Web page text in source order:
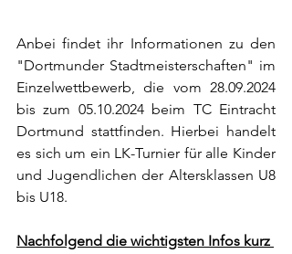
Anbei findet ihr Informationen zu den
"Dortmunder Stadtmeisterschaften" im
Einzelwettbewerb, die vom 28.09.2024
bis zum 05.10.2024 beim TC Eintracht
Dortmund stattfinden. Hierbei handelt
es sich um ein LK-Turnier für alle Kinder
und Jugendlichen der Altersklassen U8
bis U18.
Nachfolgend die wichtigsten Infos kurz